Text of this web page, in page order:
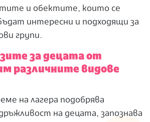
и обектите, които се
интересни и подходящи за
групи.
за децата от
различните видове
на лагера подобрява
на децата, запознава